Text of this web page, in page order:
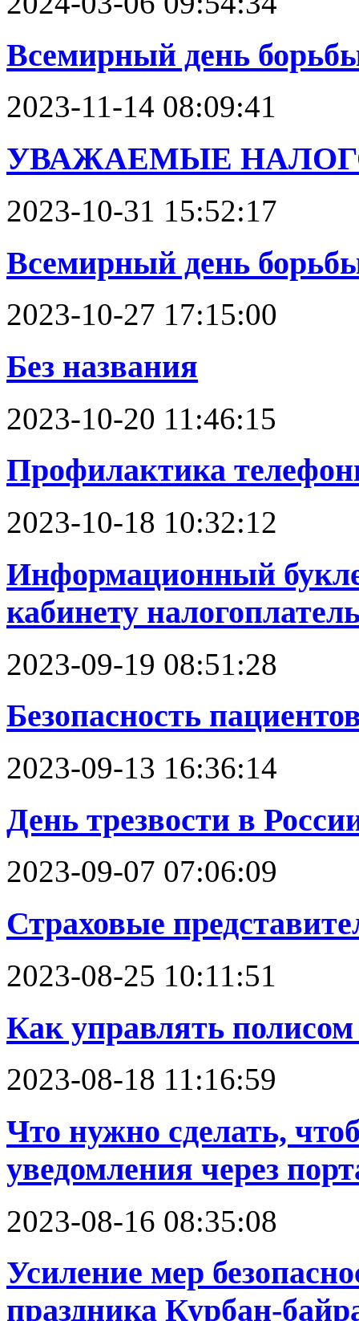
Всемирный день
2023-11-14 08:09:41
УВАЖАЕМЫЕ
2023-10-31 15:52:17
Всемирный день
2023-10-27 17:15:00
Без названия
2023-10-20 11:46:15
Профилактика
2023-10-18 10:32:12
Информационный
кабинету
2023-09-19 08:51:28
Безопасность
2023-09-13 16:36:14
День трезвости в
2023-09-07 07:06:09
Страховые
2023-08-25 10:11:51
Как управлять
2023-08-18 11:16:59
Что нужно сделать,
уведомления через
2023-08-16 08:35:08
Усиление мер
праздника Курбан-